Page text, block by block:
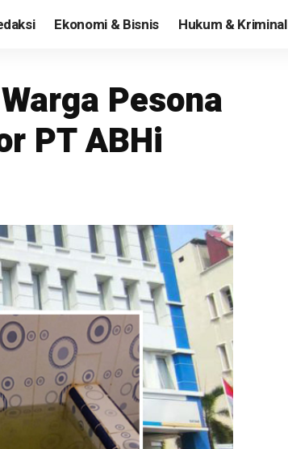
Ekonomi & Bisnis Hukum & Kriminal
Pesona
PT ABHi